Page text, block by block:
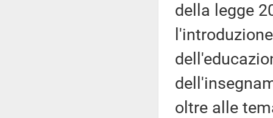
della legge
oltre alle